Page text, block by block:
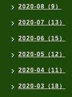
2020-08（9）
2020-07（13）
2020-06（15）
2020-05（12）
2020-04（11）
2020-03（18）